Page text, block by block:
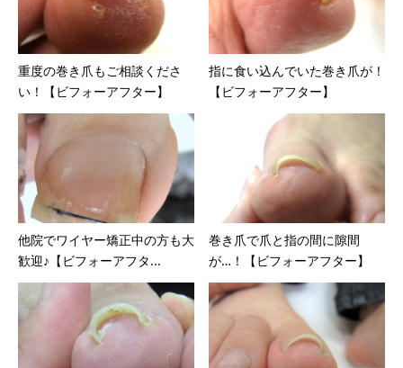
重度の巻き爪もご相談くださ
い！【ビフォーアフター】
指に食い込んでいた巻き爪が！
【ビフォーアフター】
他院でワイヤー矯正中の方も大
歓迎♪【ビフォーアフタ...
巻き爪で爪と指の間に隙間
が…！【ビフォーアフター】